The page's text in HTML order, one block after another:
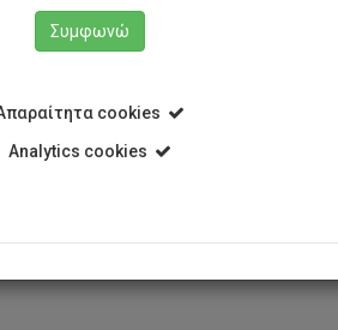
Υπηρεσία Συστημάτων
Συμφωνώ
cookies
Analytics cookies